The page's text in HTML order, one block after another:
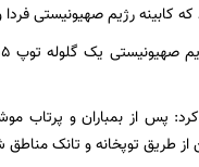
کابینه رژیم صهیونیستی
کرد: پس از بمباران و
توپخانه و تانک مناطق